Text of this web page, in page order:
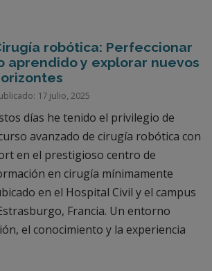
robótica: Perfeccionar
aprendido y explorar nuevos
17 julio, 2025
días he tenido el privilegio de
avanzado de cirugía robótica con
en el prestigioso centro de
en cirugía mínimamente
en el Hospital Civil y el campus
Francia. Un entorno
el conocimiento y la experiencia